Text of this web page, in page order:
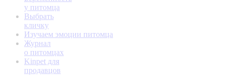
у питомца
Выбрать
кличку
Изучаем эмоции питомца
Журнал
о питомцах
Kinpet для
продавцов